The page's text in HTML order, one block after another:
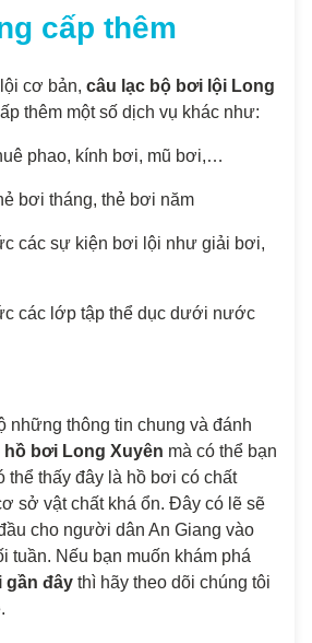
cấp thêm
cơ bản, câu lạc bộ bơi lội Long
thêm một số dịch vụ khác như:
phao, kính bơi, mũ bơi,…
bơi tháng, thẻ bơi năm
các sự kiện bơi lội như giải bơi,
các lớp tập thể dục dưới nước
những thông tin chung và đánh
hồ bơi Long Xuyên mà có thể bạn
thể thấy đây là hồ bơi có chất
sở vật chất khá ổn. Đây có lẽ sẽ
cho người dân An Giang vào
tuần. Nếu bạn muốn khám phá
gần đây thì hãy theo dõi chúng tôi